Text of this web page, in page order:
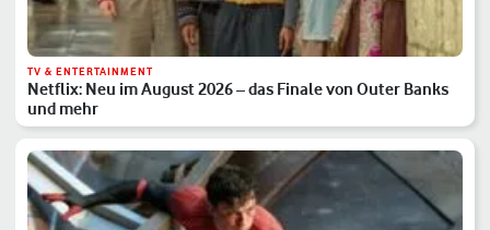
TV & ENTERTAINMENT
Netflix: Neu im August 2026 – das Finale von Outer Banks
und mehr